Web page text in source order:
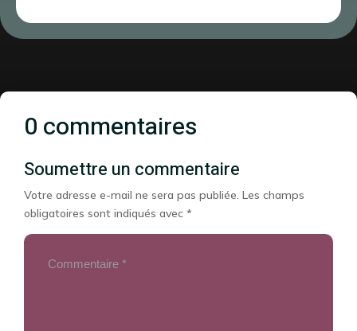
0 commentaires
Soumettre un commentaire
Votre adresse e-mail ne sera pas publiée. Les champs
obligatoires sont indiqués avec *